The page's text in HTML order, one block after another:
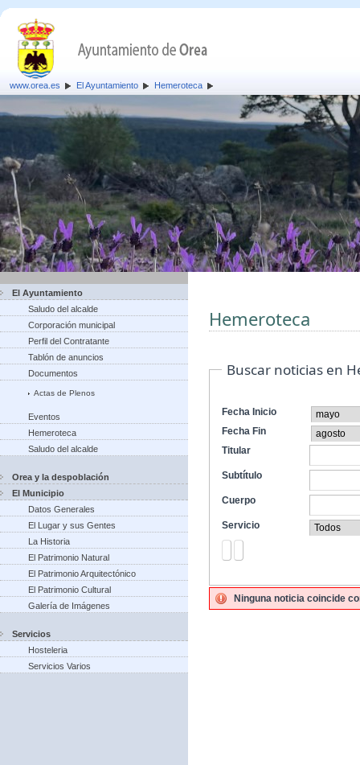
www.orea.es El Ayuntamiento Hemeroteca
El Ayuntamiento
Saludo del alcalde
Corporación municipal
Perfil del Contratante
Tablón de anuncios
Documentos
Actas de Plenos
Eventos
Hemeroteca
Saludo del alcalde
Orea y la despoblación
El Municipio
Datos Generales
El Lugar y sus Gentes
La Historia
El Patrimonio Natural
El Patrimonio Arquitectónico
El Patrimonio Cultural
Galería de Imágenes
Servicios
Hosteleria
Servicios Varios
Hemeroteca
Buscar noticias en
Fecha Inicio
Fecha Fin
Titular
Subtítulo
Cuerpo
Servicio
Ninguna noticia coincide